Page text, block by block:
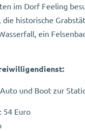
im Dorf Feeling
die historische
ein
und Boot zur
54 Euro